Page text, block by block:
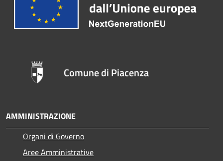
Comune di Piacenza
AMMINISTRAZIONE
Organi di Governo
Aree Amministrative